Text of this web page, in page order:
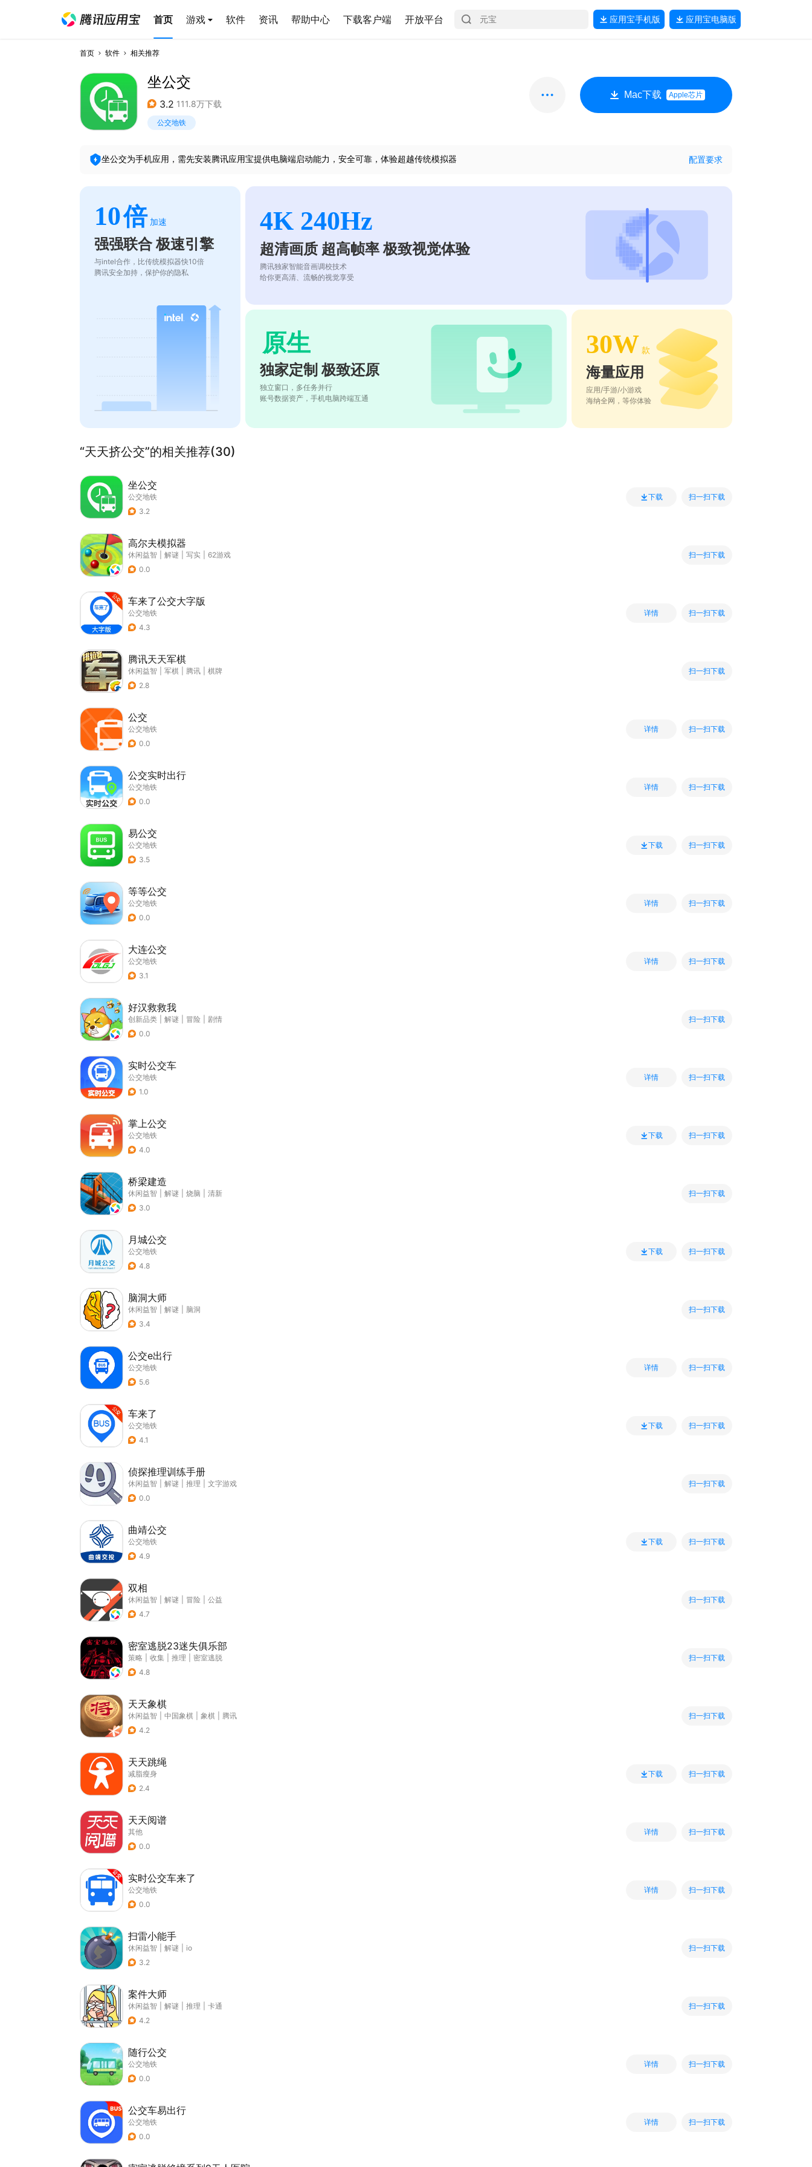
首页 游戏 软件 资讯 帮助中心 下载客户端 开放平台 应用宝手机版 应用宝电脑版
首页 软件 相关推荐
坐公交
3.2 111.8万下载
公交地铁
Mac下载 Apple芯片
坐公交为手机应用，需先安装腾讯应用宝提供电脑端启动能力，安全可靠，体验超越传统模拟器 配置要求
10倍 加速
强强联合 极速引擎
与intel合作，比传统模拟器快10倍
腾讯安全加持，保护你的隐私
4K 240Hz
超清画质 超高帧率 极致视觉体验
腾讯独家智能音画调校技术
给你更高清、流畅的视觉享受
原生
独家定制 极致还原
独立窗口，多任务并行
账号数据资产，手机电脑跨端互通
30W 款
海量应用
应用/手游/小游戏
海纳全网，等你体验
“天天挤公交”的相关推荐(30)
坐公交
公交地铁
3.2
下载 扫一扫下载
高尔夫模拟器
休闲益智 解谜 写实
62游戏
0.0
扫一扫下载
车来了公交大字版
公交地铁
4.3
详情 扫一扫下载
腾讯天天军棋
休闲益智 军棋 腾讯
棋牌
2.8
扫一扫下载
公交
公交地铁
0.0
详情 扫一扫下载
公交实时出行
公交地铁
0.0
详情 扫一扫下载
易公交
公交地铁
3.5
下载 扫一扫下载
等等公交
公交地铁
0.0
详情 扫一扫下载
大连公交
公交地铁
3.1
详情 扫一扫下载
好汉救救我
创新品类 解谜 冒险
剧情
0.0
扫一扫下载
实时公交车
公交地铁
1.0
详情 扫一扫下载
掌上公交
公交地铁
4.0
下载 扫一扫下载
桥梁建造
休闲益智 解谜 烧脑
清新
3.0
扫一扫下载
月城公交
公交地铁
4.8
下载 扫一扫下载
脑洞大师
休闲益智 解谜
脑洞
3.4
扫一扫下载
公交e出行
公交地铁
5.6
详情 扫一扫下载
车来了
公交地铁
4.1
下载 扫一扫下载
侦探推理训练手册
休闲益智 解谜 推理
文字游戏
0.0
扫一扫下载
曲靖公交
公交地铁
4.9
下载 扫一扫下载
双相
休闲益智 解谜 冒险
公益
4.7
扫一扫下载
密室逃脱23迷失俱乐部
策略 收集 推理
密室逃脱
4.8
扫一扫下载
天天象棋
休闲益智 中国象棋 象棋
腾讯
4.2
扫一扫下载
天天跳绳
减脂瘦身
2.4
下载 扫一扫下载
天天阅谱
其他
0.0
详情 扫一扫下载
实时公交车来了
公交地铁
0.0
详情 扫一扫下载
扫雷小能手
休闲益智 解谜
io
3.2
扫一扫下载
案件大师
休闲益智 解谜 推理
卡通
4.2
扫一扫下载
随行公交
公交地铁
0.0
详情 扫一扫下载
公交车易出行
公交地铁
0.0
详情 扫一扫下载